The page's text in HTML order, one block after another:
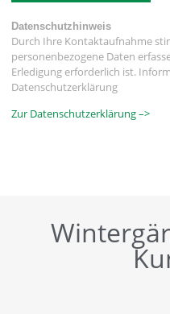
Datenschutzhinweis
Durch Ihre Kontaktaufnahme
personenbezogene Daten
Erledigung erforderlich ist.
Datenschutzerklärung
Zur Datenschutzerklärung –>